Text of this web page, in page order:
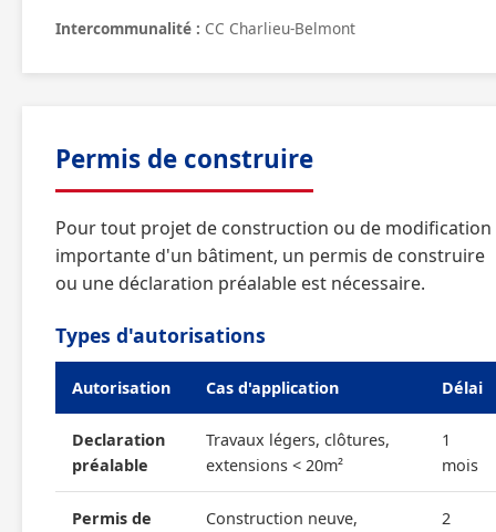
Intercommunalité : CC Charlieu-Belmont
Permis de construire
Pour tout projet de construction ou de modification
importante d'un bâtiment, un permis de construire
ou une déclaration préalable est nécessaire.
Types d'autorisations
Autorisation Cas d'application Délai
Declaration
préalable
Travaux légers, clôtures,
extensions < 20m²
1
mois
Permis de
Construction neuve,
2